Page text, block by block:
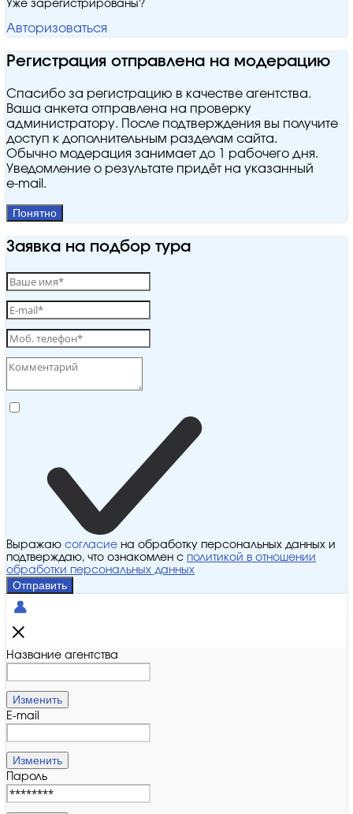
Уже зарегистрированы?
Авторизоваться
Регистрация отправлена на модерацию
Спасибо за регистрацию в качестве агентства.
Ваша анкета отправлена на проверку
администратору. После подтверждения вы получите
доступ к дополнительным разделам сайта.
Обычно модерация занимает до 1 рабочего дня.
Уведомление о результате придёт на указанный
e‑mail.
Понятно
Заявка на подбор тура
Выражаю согласие на обработку персональных данных и
подтверждаю, что ознакомлен с политикой в отношении
обработки персональных данных
Отправить
Название агентства
Изменить
E-mail
Изменить
Пароль